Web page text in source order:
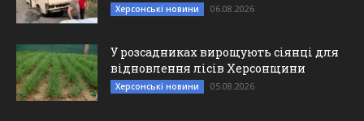
Херсонські новини 06.08.2026
У розсадниках вирощують сіянці для
відновлення лісів Херсонщини
Херсонські новини 05.08.2026